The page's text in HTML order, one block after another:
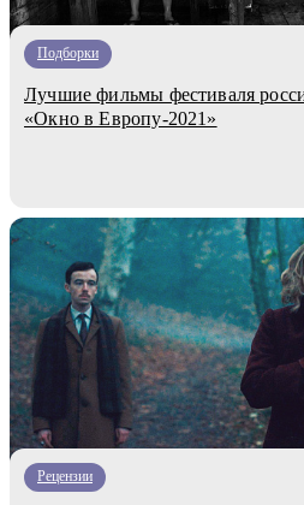
Подборки
Лучшие фильмы фестиваля
«Окно в Европу-2021»
Рецензии